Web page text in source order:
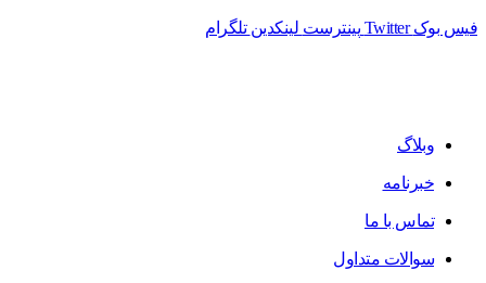
فیس بوک Twitter پینترست لینکدین تلگرام
وبلاگ
خبرنامه
تماس با ما
سوالات متداول